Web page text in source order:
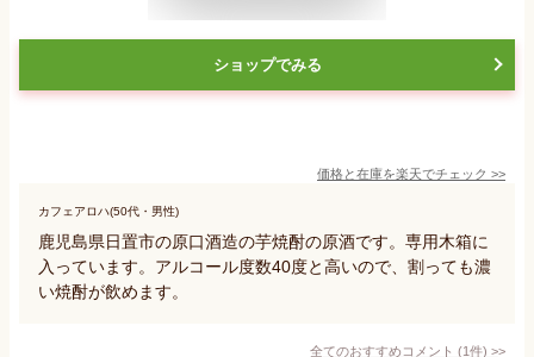
ショップでみる
価格と在庫を楽天でチェック >>
カフェアロハ(50代・男性)
鹿児島県日置市の原口酒造の芋焼酎の原酒です。専用木箱に
入っています。アルコール度数40度と高いので、割っても濃
い焼酎が飲めます。
全てのおすすめコメント (1件) >